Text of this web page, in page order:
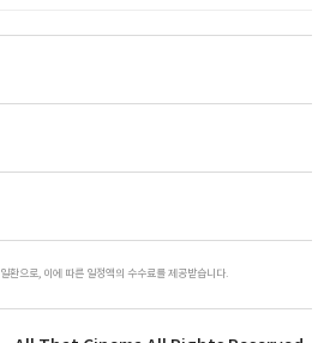
환으로, 이에 따른 일정액의 수수료를 제공받습니다.